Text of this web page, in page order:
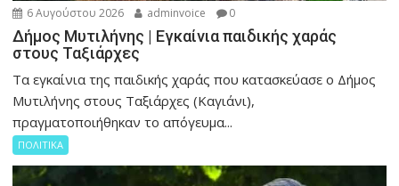
6 Αυγούστου 2026 adminvoice 0
Δήμος Μυτιλήνης | Εγκαίνια παιδικής χαράς
στους Ταξιάρχες
Tα εγκαίνια της παιδικής χαράς που κατασκεύασε ο Δήμος
Μυτιλήνης στους Ταξιάρχες (Καγιάνι),
πραγματοποιήθηκαν το απόγευμα...
ΠΟΛΙΤΙΚΑ